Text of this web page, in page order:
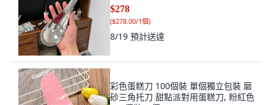
$278
($278.00/1個)
8/19 預計送達
彩色蛋糕刀 100個裝 單個獨立包裝 磨
砂三角托刀 甜點派對用蛋糕刀, 粉紅色